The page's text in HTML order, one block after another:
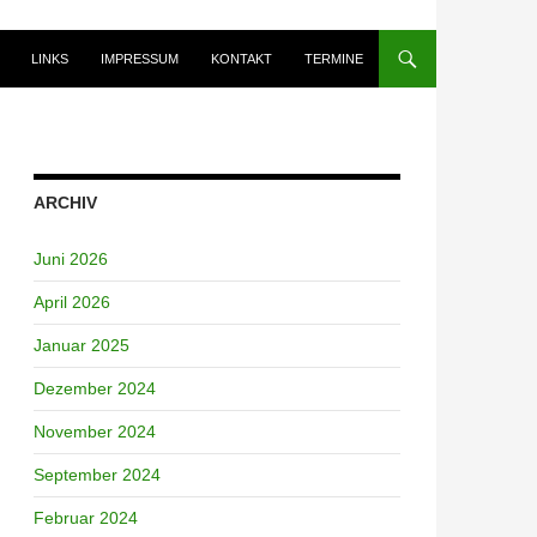
LINKS IMPRESSUM KONTAKT TERMINE
ARCHIV
Juni 2026
April 2026
Januar 2025
Dezember 2024
November 2024
September 2024
Februar 2024